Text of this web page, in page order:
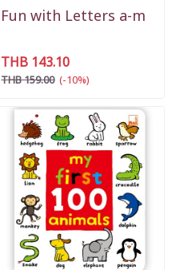
Fun with Letters a-m
THB 143.10
THB 159.00 (-10%)